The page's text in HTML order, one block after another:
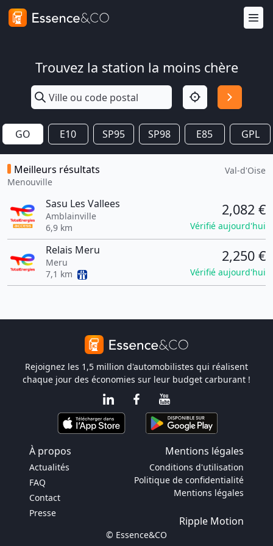
Trouvez la station la moins chère
GO E10 SP95 SP98 E85 GPL
Meilleurs résultats
Menouville
Val-d'Oise
Sasu Les Vallees
Amblainville
6,9 km
2,082 €
Vérifié aujourd'hui
Relais Meru
Meru
7,1 km
2,250 €
Vérifié aujourd'hui
Rejoignez les 1,5 million d'automobilistes qui réalisent
chaque jour des économies sur leur budget carburant !
À propos Mentions légales
Actualités
FAQ
Contact
Presse
Conditions d'utilisation
Politique de confidentialité
Mentions légales
Ripple Motion
© Essence&CO